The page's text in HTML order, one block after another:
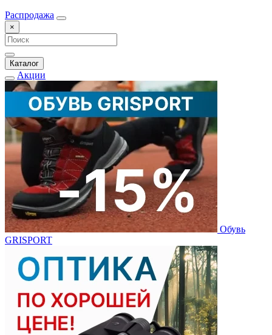
Распродажа
×
Каталог
Акции
Обувь
GRISPORT